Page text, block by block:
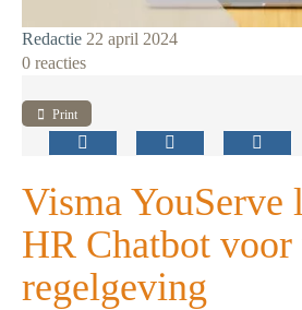
Redactie 22 april 2024
0 reacties
Print
Visma YouServe
HR Chatbot voor
regelgeving